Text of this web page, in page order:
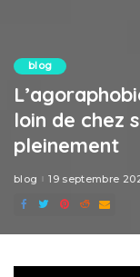
blog
loin de chez
pleinement
blog 19 septembre